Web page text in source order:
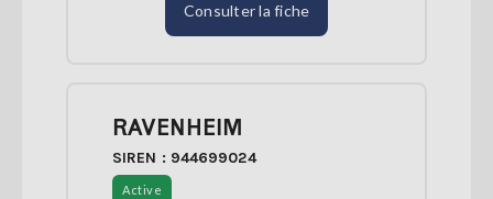
Consulter la fiche
RAVENHEIM
SIREN : 944699024
Active